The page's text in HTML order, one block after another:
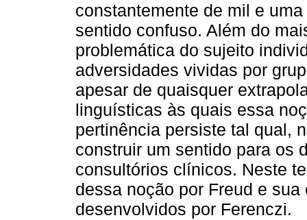
constantemente de mil e
sentido confuso. Além do
problemática do sujeito
adversidades vividas por
apesar de quaisquer
linguísticas às quais essa
pertinência persiste tal qual,
construir um sentido para os
consultórios clínicos. Neste
dessa noção por Freud e
desenvolvidos por Ferenczi.